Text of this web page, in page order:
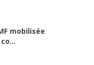
mobilisée